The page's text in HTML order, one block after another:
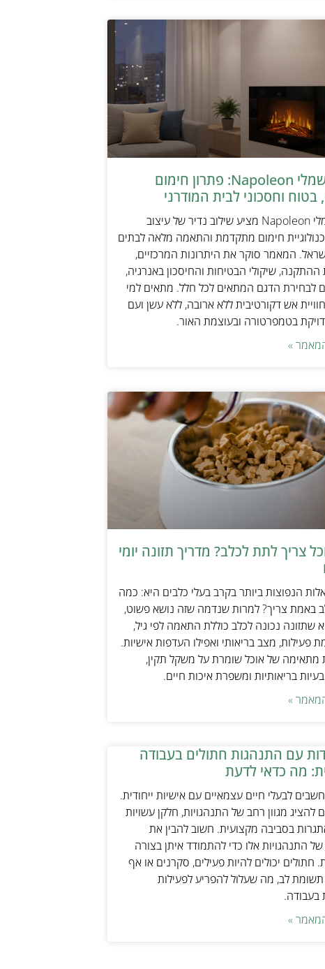
קמין חשמלי Napoleon: פתרון חימום
בטוח וחסכוני לבית המודרני
קמין חשמלי Napoleon מציע שילוב נדיר של עיצוב
חימום מתקדמת והתאמה מלאה לבתים
המאמר סוקר את היתרונות המרכזיים,
ההתקנה, שיקולי הבטיחות והחיסכון באנרגיה,
לבחירת הדגם המתאים לכל חלל. מתאים למי
אש דקורטיבית ללא ארובה, ללא עשן ועם
בטמפרטורה ובעוצמת האור.
»
צריך לתת לכלב? מדריך תזונה יומי
הנפוצות ביותר בקרב בעלי כלבים היא: כמה
באמת צריך? למרות שנדמה שזה נושא פשוט,
שתזונה נכונה לכלב כוללת התאמה לפי גיל,
פעילות, מצב בריאותי ואפילו העדפות אישיות.
מתאימה של אוכל שומרת על משקל תקין,
בריאותיות ומשפרת איכות חיים.
»
עם התנהגות חתולים בעבודה
מה כדאי לדעת
לבעלי חיים עצמאיים עם אישיות ייחודית.
להציג מגוון רחב של התנהגויות, חלקן עשויות
בסביבה מקצועית. חשוב להבין את
התנהגויות אלו כדי להתמודד איתן בצורה
חתולים יכולים להיות פעילים, סקרנים או אף
לב, מה שעלול להפריע לפעילות
בעבודה.
»